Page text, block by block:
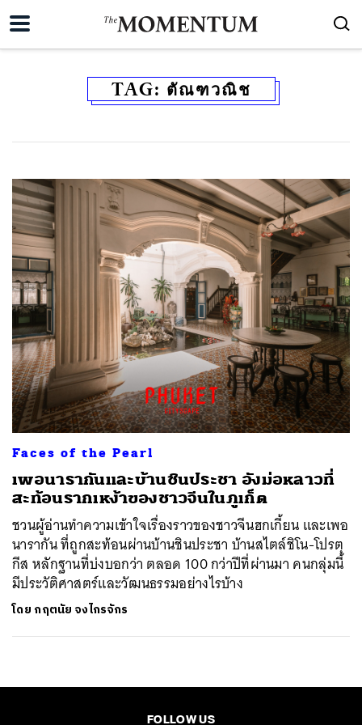
TAG: ตัณฑวณิช
Faces of the Pearl
เพอนารากันและบ้านชินประชา อังม่อหลาวที่
สะท้อนรากเหง้าของชาวจีนในภูเก็ต
ชวนผู้อ่านทำความเข้าใจเรื่องราวของชาวจีนฮกเกี้ยน และเพอ
นารากัน ที่ถูกสะท้อนผ่านบ้านชินประชา บ้านสไตล์ชิโน-โปรตุ
กีส หลักฐานที่บ่งบอกว่า ตลอด 100 กว่าปีที่ผ่านมา คนกลุ่มนี้
มีประวัติศาสตร์และวัฒนธรรมอย่างไรบ้าง
โดย กฤตนัย จงไกรจักร
FOLLOW US
ค้นหา
SHARE TWEET LINE EMAIL